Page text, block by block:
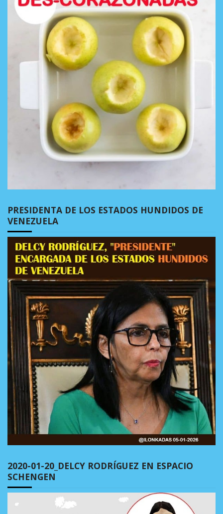
PRESIDENTA DE LOS ESTADOS HUNDIDOS DE
VENEZUELA
2020-01-20_DELCY RODRÍGUEZ EN ESPACIO
SCHENGEN